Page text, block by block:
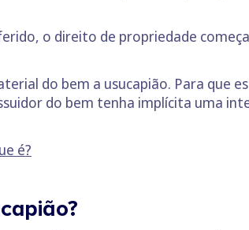
o direito de propriedade
do bem a usucapião. Para que
do bem tenha implícita uma
é?